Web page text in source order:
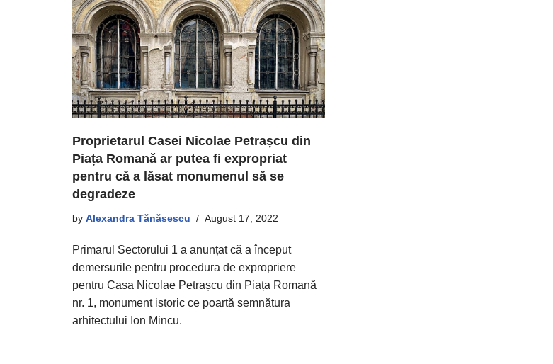
Proprietarul Casei Nicolae Petrașcu din
Piața Romană ar putea fi expropriat
pentru că a lăsat monumenul să se
degradeze
by Alexandra Tănăsescu August 17, 2022
Primarul Sectorului 1 a anunțat că a început
demersurile pentru procedura de expropriere
pentru Casa Nicolae Petrașcu din Piața Romană
nr. 1, monument istoric ce poartă semnătura
arhitectului Ion Mincu.